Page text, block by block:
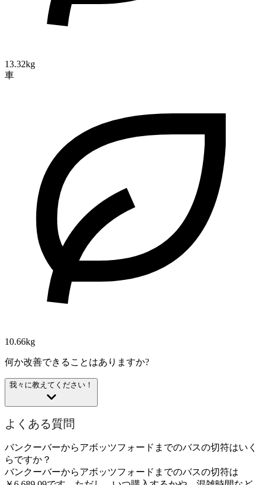
13.32kg
車
10.66kg
何か改善できることはありますか?
我々に教えてください！
よくある質問
バンクーバーからアボッツフォードまでのバスの切符はいく
らですか？
バンクーバーからアボッツフォードまでのバスの切符は